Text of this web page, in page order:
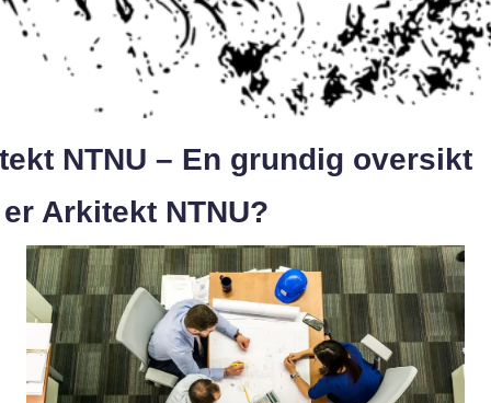
NTNU – En grundig oversikt
Arkitekt NTNU?